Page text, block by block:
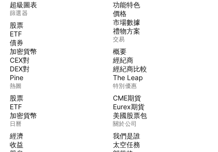
超級圖表
篩選器
股票
ETF
債券
加密貨幣
CEX對
DEX對
Pine
熱圖
股票
ETF
加密貨幣
日曆
經濟
收益
功能特色
價格
市場數據
禮物方案
交易
概要
經紀商
經紀商比較
The Leap
特別優惠
CME期貨
Eurex期貨
美國股票包
關於公司
我們是誰
太空任務